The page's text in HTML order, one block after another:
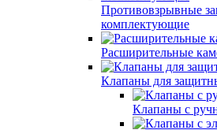
Противовзрывные
комплектующие
Расширительные
Клапаны для
Клапаны с